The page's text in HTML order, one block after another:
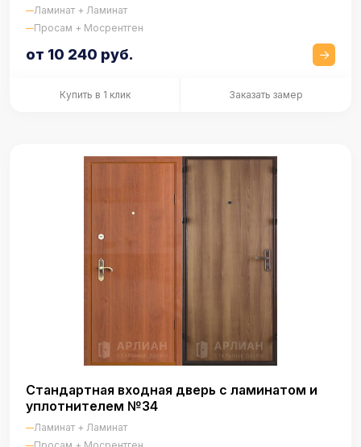
Ламинат + Ламинат
Просам + Мосрентген
от 10 240 руб.
Купить в 1 клик Заказать замер
Стандартная входная дверь с ламинатом и
уплотнителем №34
Ламинат + Ламинат